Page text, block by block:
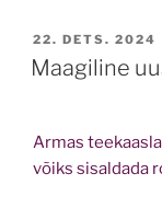
POSTED
ON
22. DETS. 2024
Maagiline
Armas
võiks sisaldada